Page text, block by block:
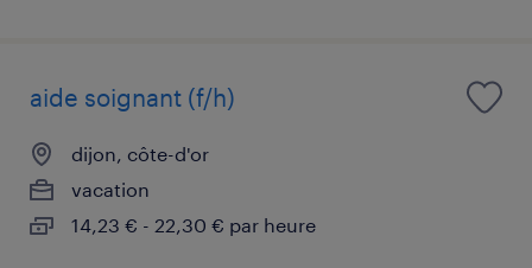
aide soignant (f/h)
dijon, côte-d'or
vacation
14,23 € - 22,30 € par heure